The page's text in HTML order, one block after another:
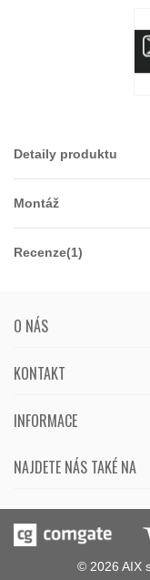
Detaily produktu
Montáž
Recenze(1)
O NÁS
KONTAKT
NAJDETE NÁS TAKÉ NA
INFORMACE
© 2026 AIX